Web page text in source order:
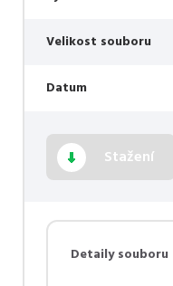
Velikost souboru
Datum
Stažení
Detaily souboru